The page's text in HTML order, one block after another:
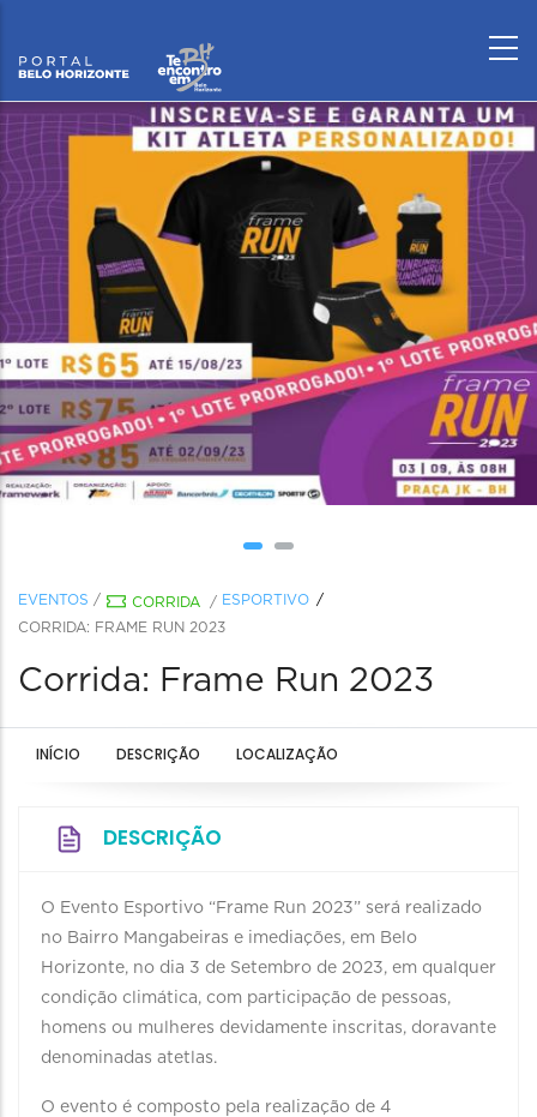
EVENTOS / CORRIDA / ESPORTIVO
CORRIDA: FRAME RUN 2023
Corrida: Frame Run 2023
INÍCIO DESCRIÇÃO LOCALIZAÇÃO
DESCRIÇÃO
O Evento Esportivo “Frame Run 2023” será realizado
no Bairro Mangabeiras e imediações, em Belo
Horizonte, no dia 3 de Setembro de 2023, em qualquer
condição climática, com participação de pessoas,
homens ou mulheres devidamente inscritas, doravante
denominadas atetlas.
O evento é composto pela realização de 4